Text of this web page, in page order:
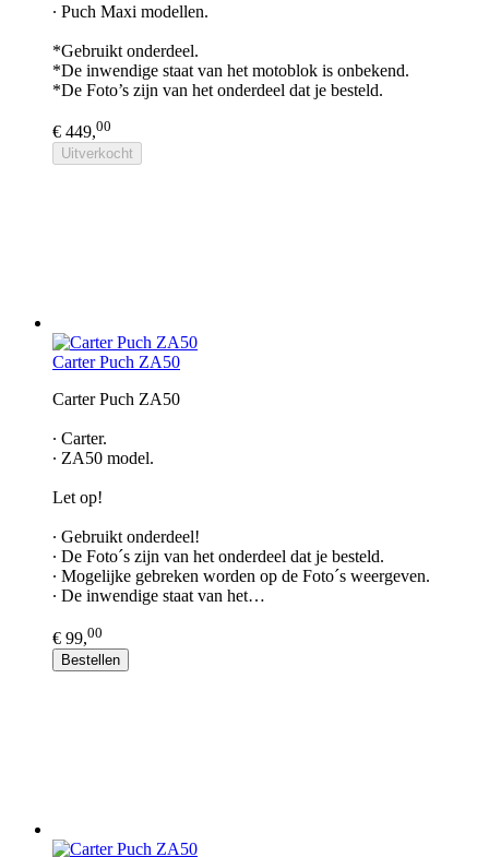
∙ Puch Maxi modellen.
*Gebruikt onderdeel.
*De inwendige staat van het motoblok is onbekend.
*De Foto’s zijn van het onderdeel dat je besteld.
€ 449,00
Uitverkocht
Carter Puch ZA50
Carter Puch ZA50​
∙ Carter.
∙ ZA50 model.
Let op!
∙ Gebruikt onderdeel!
∙ De Foto´s zijn van het onderdeel dat je besteld.
∙ Mogelijke gebreken worden op de Foto´s weergeven.
∙ De inwendige staat van het…
€ 99,00
Bestellen